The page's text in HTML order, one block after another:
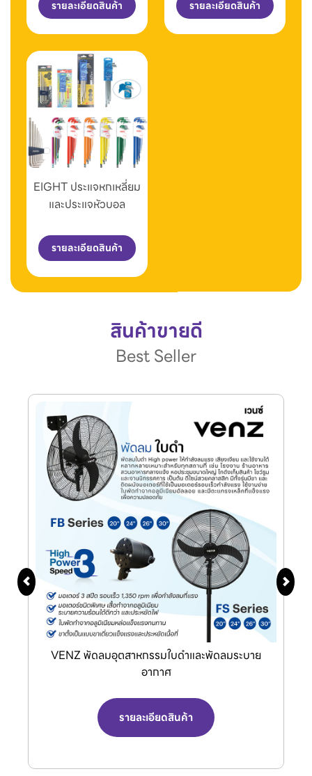
รายละเอียดสินค้า รายละเอียดสินค้า
EIGHT ประแจหกเหลี่ยม
และประแจหัวบอล
รายละเอียดสินค้า
สินค้าขายดี
Best Seller
VENZ พัดลมอุตสาหกรรมใบดำและพัดลมระบาย
อากาศ
รายละเอียดสินค้า